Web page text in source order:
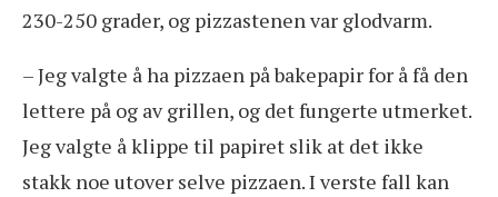
230-250 grader, og pizzastenen var glodvarm.
– Jeg valgte å ha pizzaen på bakepapir for å få den
lettere på og av grillen, og det fungerte utmerket.
Jeg valgte å klippe til papiret slik at det ikke
stakk noe utover selve pizzaen. I verste fall kan